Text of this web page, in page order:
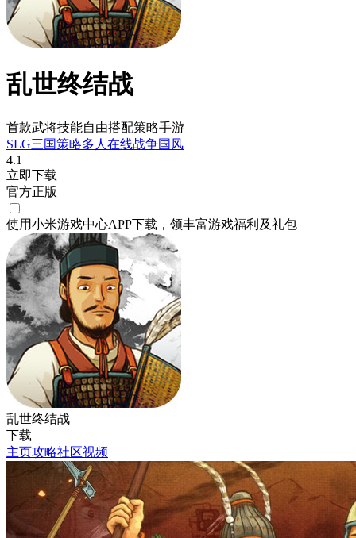
乱世终结战
首款武将技能自由搭配策略手游
SLG三国策略多人在线战争国风
4.1
立即下载
官方正版
使用小米游戏中心APP下载 ，领丰富游戏福利 及礼包
乱世终结战
下载
主页攻略社区视频